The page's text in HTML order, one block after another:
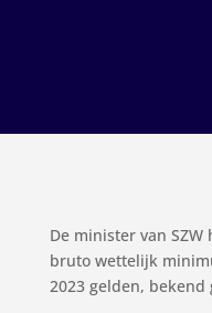
De minister van
bruto wettelijk
2023 gelden, bekend